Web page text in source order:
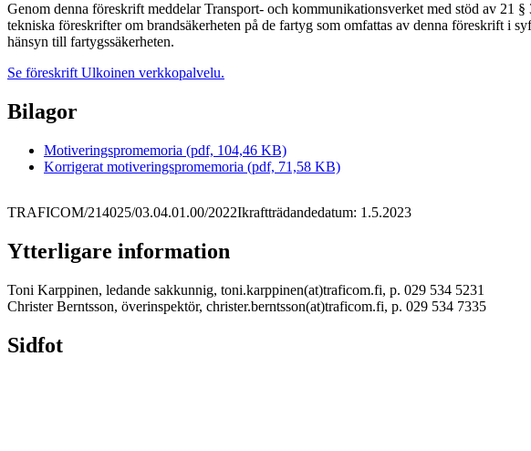
Genom denna föreskrift meddelar Transport- och kommunikationsverket med stöd av 21
tekniska föreskrifter om brandsäkerheten på de fartyg som omfattas av denna föreskrift i
hänsyn till fartygssäkerheten.
Se föreskrift Ulkoinen verkkopalvelu.
Bilagor
Motiveringspromemoria (pdf, 104,46 KB)
Korrigerat motiveringspromemoria (pdf, 71,58 KB)
TRAFICOM/214025/03.04.01.00/2022Ikraftträdandedatum: 1.5.2023
Ytterligare information
Toni Karppinen, ledande sakkunnig, toni.karppinen(at)traficom.fi, p. 029 534 5231
Christer Berntsson, överinspektör, christer.berntsson(at)traficom.fi, p. 029 534 7335
Sidfot